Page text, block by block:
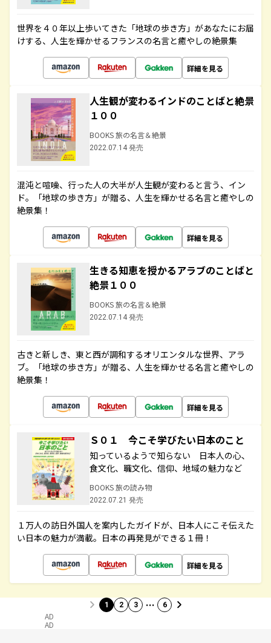
世界を４０年以上歩いてきた「地球の歩き方」があなたにお届
けする、人生を輝かせるフランスの名言と癒やしの絶景集
詳細を見る
人生観が変わるインドのことばと絶景
１００
BOOKS 旅の名言＆絶景
2022.07.14 発売
混沌と喧噪、行った人の大半が人生観が変わると言う、イン
ド。「地球の歩き方」が贈る、人生を輝かせる名言と癒やしの
絶景集！
詳細を見る
生きる知恵を授かるアラブのことばと
絶景１００
BOOKS 旅の名言＆絶景
2022.07.14 発売
古きと新しき、東と西が調和するオリエンタルな世界、アラ
ブ。「地球の歩き方」が贈る、人生を輝かせる名言と癒やしの
絶景集！
詳細を見る
Ｓ０１ 今こそ学びたい日本のこと
知っているようで知らない 日本人の心、
食文化、職文化、信仰、地域の魅力など
BOOKS 旅の読み物
2022.07.21 発売
１万人の訪日外国人を案内したガイドが、日本人にこそ伝えた
い日本の魅力が満載。日本の再発見ができる１冊！
詳細を見る
1 2 3 … 6
AD
AD